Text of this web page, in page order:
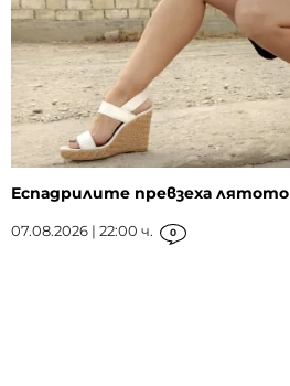
Еспадрилите превзеха лятото
07.08.2026 | 22:00 ч. 0